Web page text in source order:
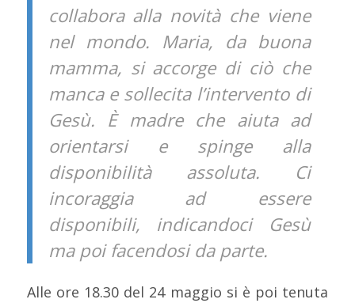
collabora alla novità che viene
nel mondo. Maria, da buona
mamma, si accorge di ciò che
manca e sollecita l’intervento di
Gesù. È madre che aiuta ad
orientarsi e spinge alla
disponibilità assoluta. Ci
incoraggia ad essere
disponibili, indicandoci Gesù
ma poi facendosi da parte.
Alle ore 18.30 del 24 maggio si è poi tenuta